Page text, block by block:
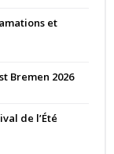
et
Bremen 2026
de l’Été